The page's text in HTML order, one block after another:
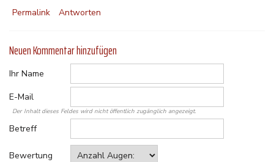
Permalink
Antworten
Neuen Kommentar hinzufügen
Ihr Name
E-Mail
Der Inhalt dieses Feldes wird nicht öffentlich zugänglich angezeigt.
Betreff
Bewertung